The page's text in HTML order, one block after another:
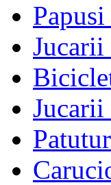
Papusi